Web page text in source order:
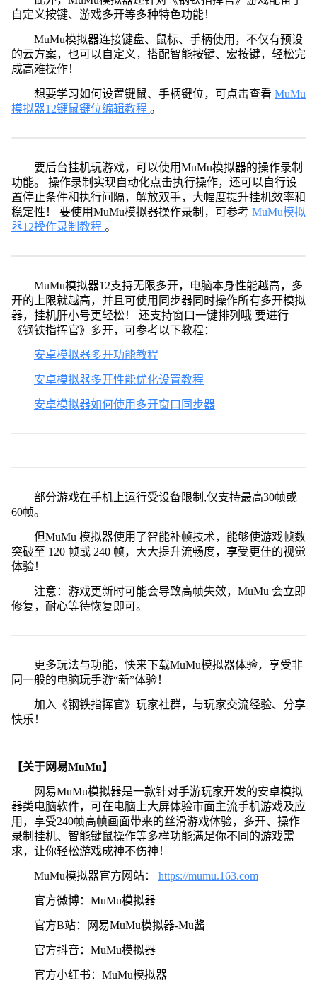
自定义按键、游戏多开等多种特色功能！
MuMu模拟器连接键盘、鼠标、手柄使用，不仅有预设
的云方案，也可以自定义，搭配智能按键、宏按键，轻松完
成高难操作！
想要学习如何设置键鼠、手柄键位，可点击查看 MuMu
模拟器12键鼠键位编辑教程 。
要后台挂机玩游戏，可以使用MuMu模拟器的操作录制
功能。 操作录制实现自动化点击执行操作，还可以自行设
置停止条件和执行间隔，解放双手，大幅度提升挂机效率和
稳定性！ 要使用MuMu模拟器操作录制，可参考 MuMu模拟
器12操作录制教程 。
MuMu模拟器12支持无限多开，电脑本身性能越高，多
开的上限就越高，并且可使用同步器同时操作所有多开模拟
器，挂机肝小号更轻松！ 还支持窗口一键排列哦 要进行
《钢铁指挥官》多开，可参考以下教程：
安卓模拟器多开功能教程
安卓模拟器多开性能优化设置教程
安卓模拟器如何使用多开窗口同步器
部分游戏在手机上运行受设备限制,仅支持最高30帧或
60帧。
但MuMu 模拟器使用了智能补帧技术，能够使游戏帧数
突破至 120 帧或 240 帧，大大提升流畅度，享受更佳的视觉
体验！
注意：游戏更新时可能会导致高帧失效，MuMu 会立即
修复，耐心等待恢复即可。
更多玩法与功能，快来下载MuMu模拟器体验，享受非
同一般的电脑玩手游“新”体验！
加入《钢铁指挥官》玩家社群，与玩家交流经验、分享
快乐！
【关于网易MuMu】
网易MuMu模拟器是一款针对手游玩家开发的安卓模拟
器类电脑软件，可在电脑上大屏体验市面主流手机游戏及应
用，享受240帧高帧画面带来的丝滑游戏体验，多开、操作
录制挂机、智能键鼠操作等多样功能满足你不同的游戏需
求，让你轻松游戏成神不伤神！
MuMu模拟器官方网站： https://mumu.163.com
官方微博：MuMu模拟器
官方B站：网易MuMu模拟器-Mu酱
官方抖音：MuMu模拟器
官方小红书：MuMu模拟器